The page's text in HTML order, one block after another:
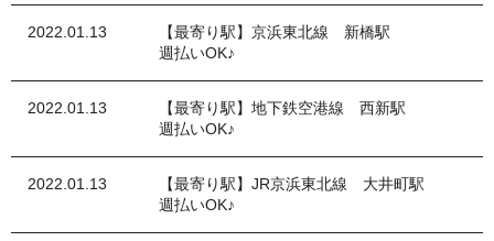
2022.01.13
【最寄り駅】京浜東北線 新橋駅
週払いOK♪
2022.01.13
【最寄り駅】地下鉄空港線 西新駅
週払いOK♪
2022.01.13
【最寄り駅】JR京浜東北線 大井町駅
週払いOK♪